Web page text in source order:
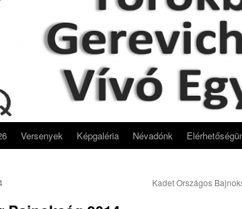
Versenyek Képgaléria Névadónk
Kadet Országos